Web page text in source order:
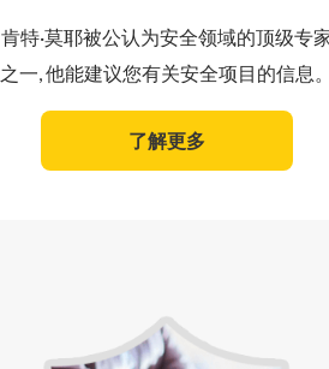
肯特·莫耶被公认为安全领域的顶级专
之一, 他能建议您有关安全项目的信息。
了解更多